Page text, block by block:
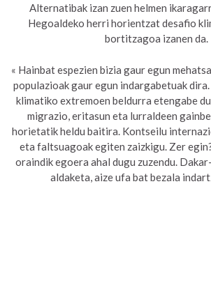
Alternatibak izan zuen helmen
Hegoaldeko herri horientzat desafio
bortitzagoa izanen da.
« Hainbat espezien bizia gaur egun
populazioak gaur egun indargabetuak
klimatiko extremoen beldurra etengabe
migrazio, eritasun eta lurraldeen
horietatik heldu baitira. Kontseilu
eta faltsuagoak egiten zaizkigu. Zer
oraindik egoera ahal dugu zuzendu.
aldaketa, aize ufa bat bezala